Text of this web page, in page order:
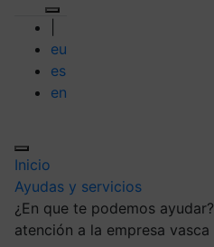
eu
es
en
Inicio
Ayudas y servicios
¿En que te podemos ayudar?
atención a la empresa vasca